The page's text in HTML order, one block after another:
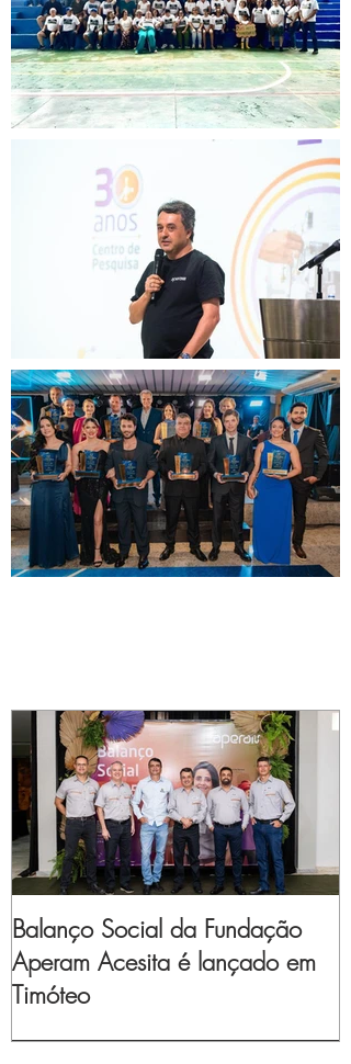
Balanço Social da Fundação
Aperam Acesita é lançado em
Timóteo